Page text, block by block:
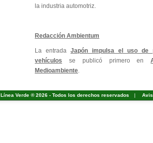
la industria automotriz.
Redacción Ambientum
La entrada Japón impulsa el uso de
vehículos se publicó primero en
Medioambiente.
Línea Verde ® 2026 - Todos los derechos reservados |